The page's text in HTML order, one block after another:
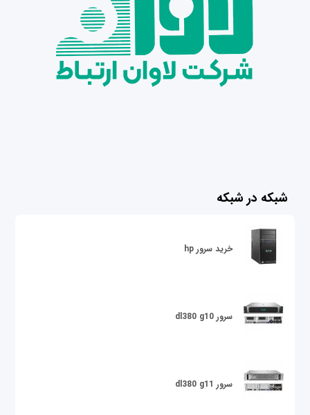
شبکه در شبکه
خرید سرور hp
سرور dl380 g10
سرور dl380 g11